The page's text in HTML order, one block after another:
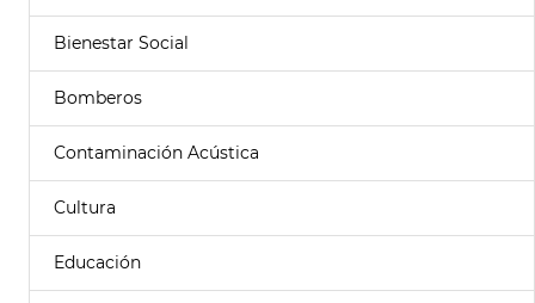
Bienestar Social
Bomberos
Contaminación Acústica
Cultura
Educación